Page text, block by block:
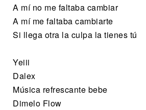
A mí no me faltaba cambiar
A mí me faltaba cambiarte
Si llega otra la culpa la tienes tú
Yeiii
Dalex
Música refrescante bebe
Dimelo Flow